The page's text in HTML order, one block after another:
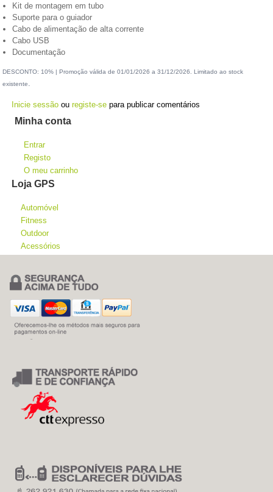
Kit de montagem em tubo
Suporte para o guiador
Cabo de alimentação de alta corrente
Cabo USB
Documentação
DESCONTO: 10% | Promoção válida de 01/01/2026 a 31/12/2026. Limitado ao stock
existente
Inicie sessão ouregiste-se para publicar comentários
Minha conta
Entrar
Registo
O meu carrinho
Loja GPS
Automóvel
Fitness
Outdoor
Acessórios